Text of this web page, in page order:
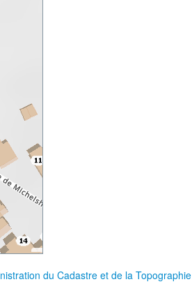
du Cadastre et de la Topographie